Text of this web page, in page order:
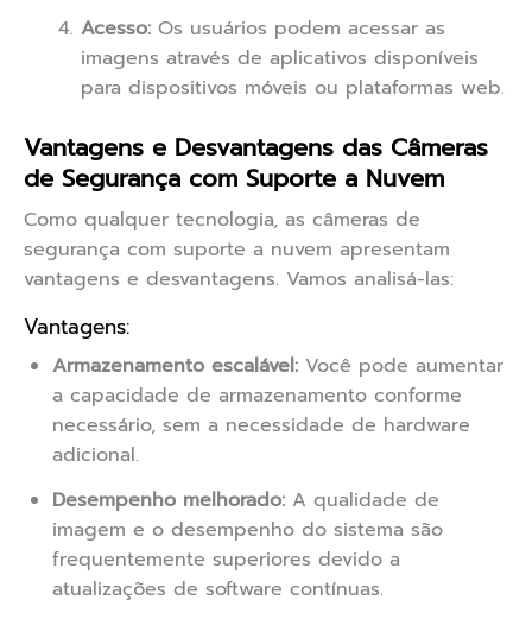
Acesso: Os usuários podem acessar as
imagens através de aplicativos disponíveis
para dispositivos móveis ou plataformas web.
Vantagens e Desvantagens das Câmeras
de Segurança com Suporte a Nuvem
Como qualquer tecnologia, as câmeras de
segurança com suporte a nuvem apresentam
vantagens e desvantagens. Vamos analisá-las:
Vantagens:
Armazenamento escalável: Você pode aumentar
a capacidade de armazenamento conforme
necessário, sem a necessidade de hardware
adicional.
Desempenho melhorado: A qualidade de
imagem e o desempenho do sistema são
frequentemente superiores devido a
atualizações de software contínuas.